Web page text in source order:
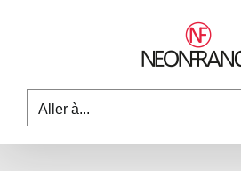
Aller à...